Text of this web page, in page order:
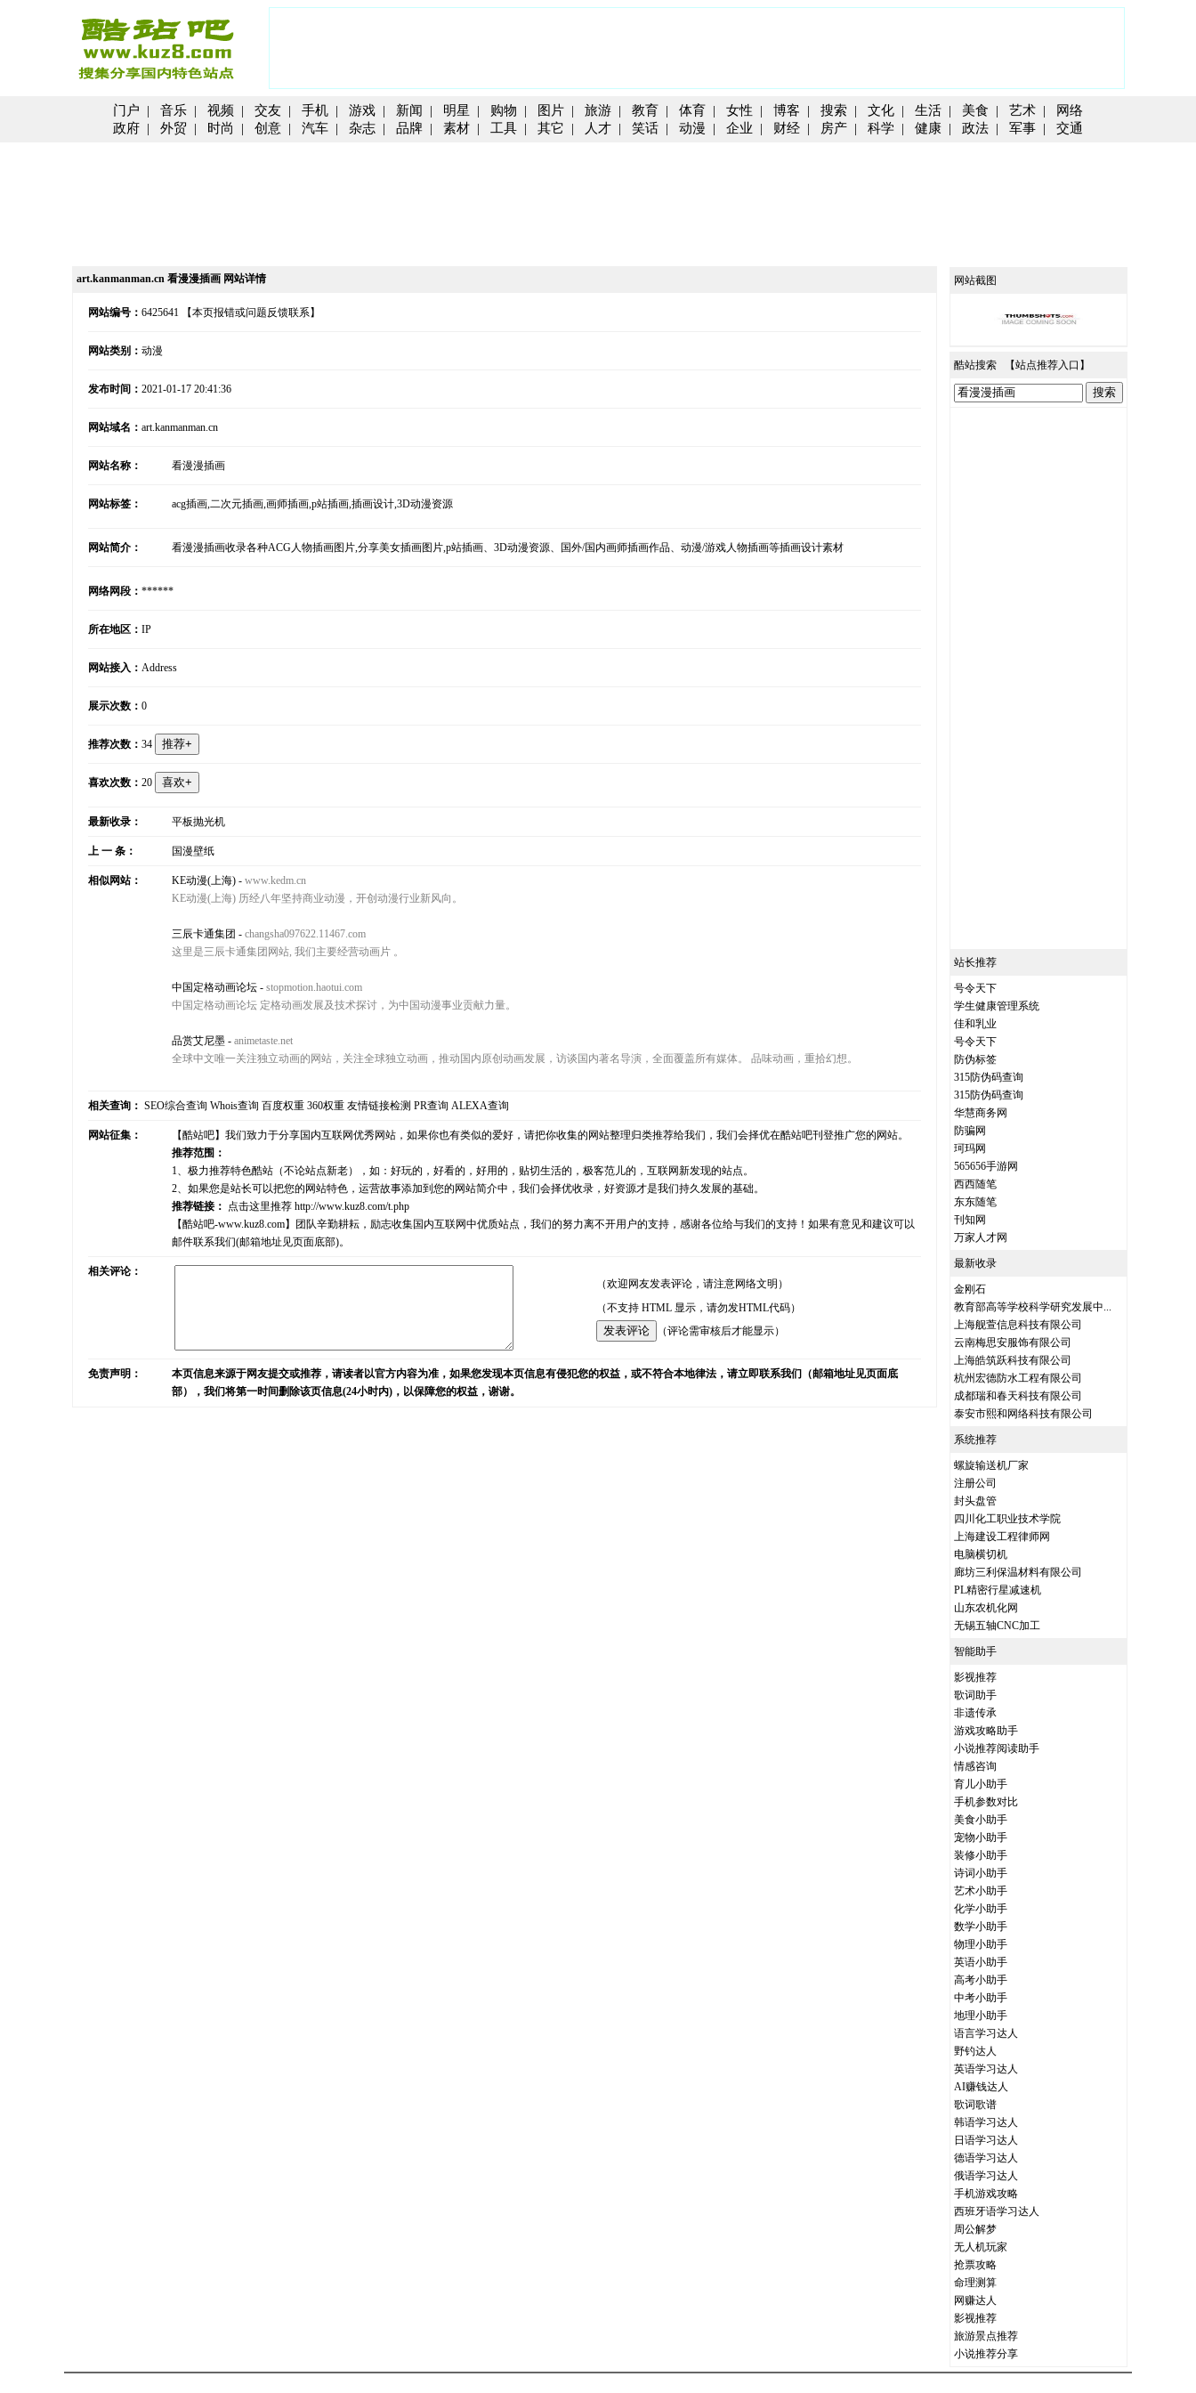
门户 | 音乐 | 视频 | 交友 | 手机 | 游戏 | 新闻 | 明星 | 购物 | 图片 | 旅游 | 教育 | 体育 | 女性 | 博客 | 搜索 | 文化 | 生活 | 美食 | 艺术 |
网络
政府 | 外贸 | 时尚 | 创意 | 汽车 | 杂志 | 品牌 | 素材 | 工具 | 其它 | 人才 | 笑话 | 动漫 | 企业 | 财经 | 房产 | 科学 | 健康 | 政法 | 军事 | 交通
art.kanmanman.cn 看漫漫插画 网站详情
网站编号： 6425641 【本页报错或问题反馈联系】
网站类别： 动漫
发布时间： 2021-01-17 20:41:36
网站域名： art.kanmanman.cn
网站名称： 看漫漫插画
网站标签： acg插画,二次元插画,画师插画,p站插画,插画设计,3D动漫资源
网站简介： 看漫漫插画收录各种ACG人物插画图片,分享美女插画图片,p站插画、3D动漫资源、国外/国内画师插画作品、动漫/游戏人物插画等插画设计素材
网络网段： ******
所在地区： IP
网站接入： Address
展示次数： 0
推荐次数： 34
喜欢次数： 20
最新收录： 平板抛光机
上 一 条： 国漫壁纸
相似网站： KE动漫(上海) - www.kedm.cn
KE动漫(上海) 历经八年坚持商业动漫，开创动漫行业新风向。
三辰卡通集团 - changsha097622.11467.com
这里是三辰卡通集团网站, 我们主要经营动画片 。
中国定格动画论坛 - stopmotion.haotui.com
中国定格动画论坛 定格动画发展及技术探讨，为中国动漫事业贡献力量。
品赏艾尼墨 - animetaste.net
全球中文唯一关注独立动画的网站，关注全球独立动画，推动国内原创动画发展，访谈国内著名导演，全面覆盖所有媒体。 品味动画，重拾幻想。
相关查询： SEO综合查询 Whois查询 百度权重 360权重 友情链接检测 PR查询 ALEXA查询
网站征集：
【酷站吧】我们致力于分享国内互联网优秀网站，如果你也有类似的爱好，请把你收集的网站整理归类推荐给我们，我们会择优在酷站吧刊登推广您的网站。
推荐范围：
1、极力推荐特色酷站（不论站点新老），如：好玩的，好看的，好用的，贴切生活的，极客范儿的，互联网新发现的站点。
2、如果您是站长可以把您的网站特色，运营故事添加到您的网站简介中，我们会择优收录，好资源才是我们持久发展的基础。
推荐链接： 点击这里推荐 http://www.kuz8.com/t.php
【酷站吧-www.kuz8.com】团队辛勤耕耘，励志收集国内互联网中优质站点，我们的努力离不开用户的支持，感谢各位给与我们的支持！如果有意见和建议可以
邮件联系我们(邮箱地址见页面底部)。
相关评论：
（欢迎网友发表评论，请注意网络文明）
（不支持 HTML 显示，请勿发HTML代码）
（评论需审核后才能显示）
免责声明：
本页信息来源于网友提交或推荐，请读者以官方内容为准，如果您发现本页信息有侵犯您的权益，或不符合本地律法，请立即联系我们（邮箱地址见页面底
部），我们将第一时间删除该页信息(24小时内)，以保障您的权益，谢谢。
网站截图
酷站搜索 【站点推荐入口 】
站长推荐
号令天下
学生健康管理系统
佳和乳业
号令天下
防伪标签
315防伪码查询
315防伪码查询
华慧商务网
防骗网
珂玛网
565656手游网
西西随笔
东东随笔
刊知网
万家人才网
最新收录
金刚石
教育部高等学校科学研究发展中...
上海舰萱信息科技有限公司
云南梅思安服饰有限公司
上海皓筑跃科技有限公司
杭州宏德防水工程有限公司
成都瑞和春天科技有限公司
泰安市熙和网络科技有限公司
系统推荐
螺旋输送机厂家
注册公司
封头盘管
四川化工职业技术学院
上海建设工程律师网
电脑横切机
廊坊三利保温材料有限公司
PL精密行星减速机
山东农机化网
无锡五轴CNC加工
智能助手
影视推荐
歌词助手
非遗传承
游戏攻略助手
小说推荐阅读助手
情感咨询
育儿小助手
手机参数对比
美食小助手
宠物小助手
装修小助手
诗词小助手
艺术小助手
化学小助手
数学小助手
物理小助手
英语小助手
高考小助手
中考小助手
地理小助手
语言学习达人
野钓达人
英语学习达人
AI赚钱达人
歌词歌谱
韩语学习达人
日语学习达人
德语学习达人
俄语学习达人
手机游戏攻略
西班牙语学习达人
周公解梦
无人机玩家
抢票攻略
命理测算
网赚达人
影视推荐
旅游景点推荐
小说推荐分享